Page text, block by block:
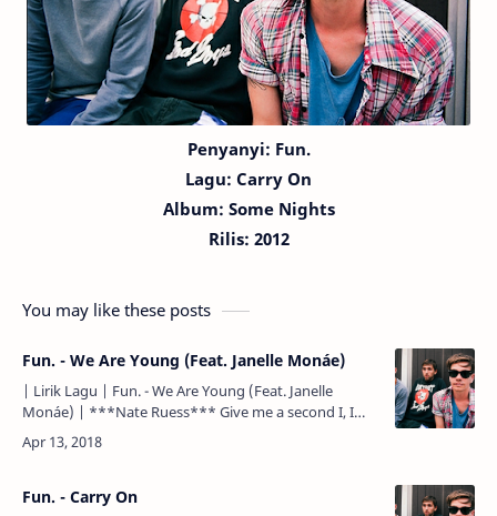
Penyanyi: Fun.
Lagu: Carry On
Album: Some Nights
Rilis: 2012
You may like these posts
Fun. - We Are Young (Feat. Janelle Monáe)
| Lirik Lagu | Fun. - We Are Young (Feat. Janelle
Monáe) | ***Nate Ruess*** Give me a second I, I
need to get my story straight. Berikan aku waktu
sebentar, a…
Fun. - Carry On